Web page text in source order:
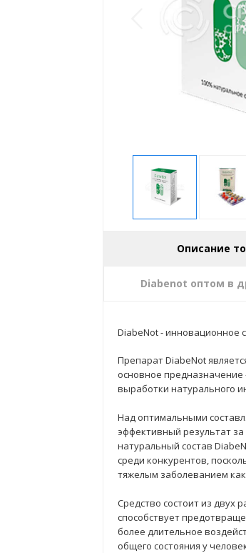
Описание
Diabenot оптом в
DiabeNot - инновационное
Препарат DiabeNot
основное предназначение
выработки натурального
Над оптимальными
эффективный результат
натуральный состав
среди конкурентов,
тяжелым заболеванием
Средство состоит из двух
способствует
более длительное
общего состояния у